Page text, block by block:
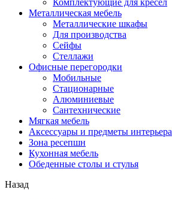
Комплектующие для кресел
Металлическая мебель
Металлические шкафы
Для производства
Сейфы
Стеллажи
Офисные перегородки
Мобильные
Стационарные
Алюминиевые
Сантехнические
Мягкая мебель
Аксессуары и предметы интерьера
Зона ресепшн
Кухонная мебель
Обеденные столы и стулья
Назад